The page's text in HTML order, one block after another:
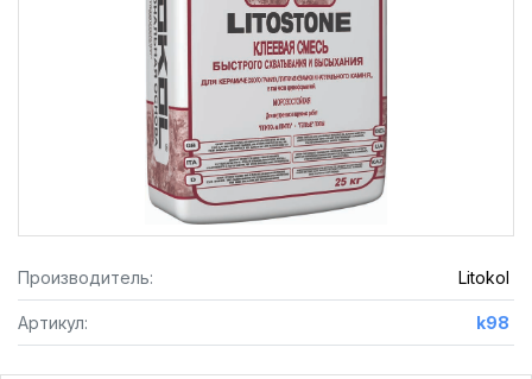
Производитель: Litokol
Артикул: k98